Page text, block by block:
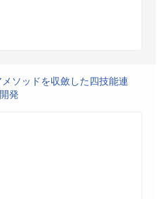
ソッドを収斂した四技能連
発